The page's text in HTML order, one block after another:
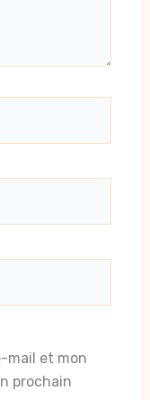
mail et mon
prochain